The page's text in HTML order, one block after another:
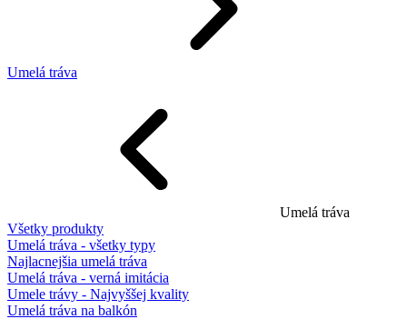
Umelá tráva
Umelá tráva
Všetky produkty
Umelá tráva - všetky typy
Najlacnejšia umelá tráva
Umelá tráva - verná imitácia
Umele trávy - Najvyššej kvality
Umelá tráva na balkón